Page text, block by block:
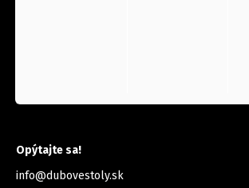
Opýtajte sa!
info@dubovestoly.sk